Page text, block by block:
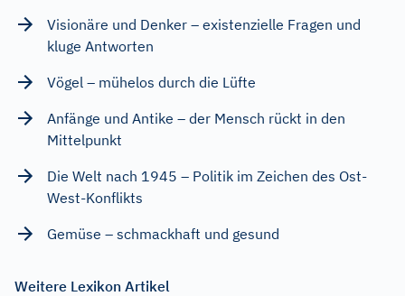
Visionäre und Denker – existenzielle Fragen und
kluge Antworten
Vögel – mühelos durch die Lüfte
Anfänge und Antike – der Mensch rückt in den
Mittelpunkt
Die Welt nach 1945 – Politik im Zeichen des Ost-
West-Konflikts
Gemüse – schmackhaft und gesund
Weitere Lexikon Artikel